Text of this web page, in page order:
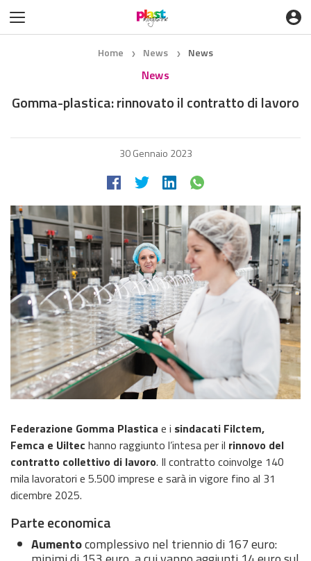
Home ❯ News ❯ News
News
Gomma-plastica: rinnovato il contratto di lavoro
30 Gennaio 2023
Federazione Gomma Plastica e i sindacati Filctem,
Femca e Uiltec hanno raggiunto l’intesa per il rinnovo del
contratto collettivo di lavoro. Il contratto coinvolge 140
mila lavoratori e 5.500 imprese e sarà in vigore fino al 31
dicembre 2025.
Parte economica
Aumentocomplessivo nel triennio di 167 euro: